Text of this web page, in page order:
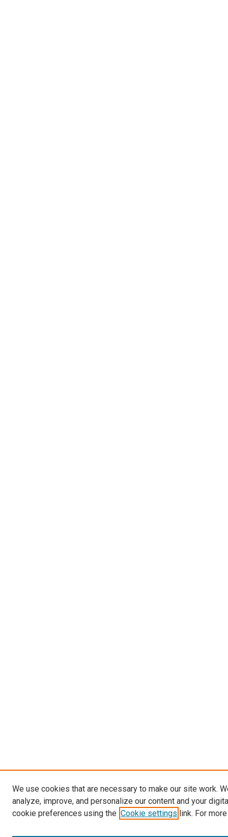
We use cookies that are necessary to make our site work.
analyze, improve, and personalize our content and your
cookie preferences using the Cookie settings link. For